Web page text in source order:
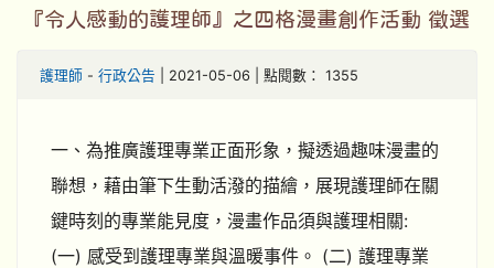
『令人感動的護理師』之四格漫畫創作活動 徵選
護理師 - 行政公告 | 2021-05-06 | 點閱數： 1355
一、為推廣護理專業正面形象，擬透過趣味漫畫的
聯想，藉由筆下生動活潑的描繪，展現護理師在關
鍵時刻的專業能見度，漫畫作品須與護理相關:
(一) 感受到護理專業與溫暖事件。 (二) 護理專業